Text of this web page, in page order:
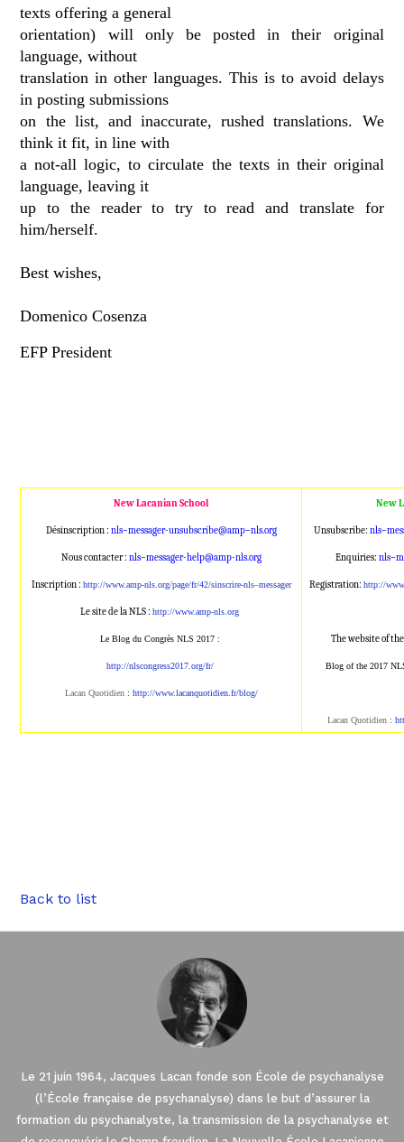
texts offering a general
orientation) will only be posted in their original
language, without
translation in other languages. This is to avoid delays
in posting submissions
on the list, and inaccurate, rushed translations. We
think it fit, in line with
a not-all logic, to circulate the texts in their original
language, leaving it
up to the reader to try to read and translate for
him/herself.
Best wishes,
Domenico Cosenza
EFP President
New Lacanian School
Désinscription : nls–messager-unsubscribe@amp–nls.org
Nous contacter : nls–messager-help@amp-nls.org
Inscription : http://www.amp-nls.org/page/fr/42/sinscrire-nls–messager
Le site de laNLS: http://www.amp-nls.org
Le Blog du Congrès NLS 2017 :
http://nlscongress2017.org/fr/
Lacan Quotidien: http://www.lacanquotidien.fr/blog/
New
Unsubscribe: nls–
Enquiries:nls–
Registration:http://
The website of
Blog of the 2017
Lacan Quotidien:
Back to list
Le 21 juin 1964, Jacques Lacan fonde son École de psychanalyse
(l’École française de psychanalyse) dans le but d’assurer la
formation du psychanalyste, la transmission de la psychanalyse et